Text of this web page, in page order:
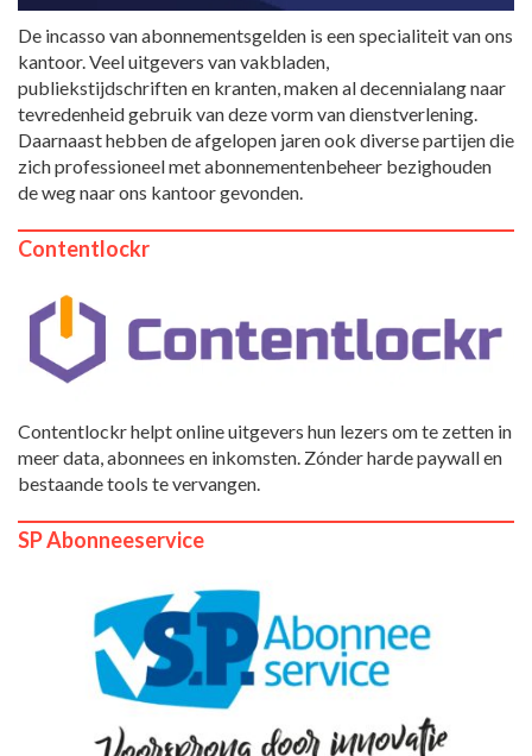
De incasso van abonnementsgelden is een specialiteit van ons
kantoor. Veel uitgevers van vakbladen,
publiekstijdschriften en kranten, maken al decennialang naar
tevredenheid gebruik van deze vorm van dienstverlening.
Daarnaast hebben de afgelopen jaren ook diverse partijen die
zich professioneel met abonnementenbeheer bezighouden
de weg naar ons kantoor gevonden.
Contentlockr
Contentlockr helpt online uitgevers hun lezers om te zetten in
meer data, abonnees en inkomsten. Zónder harde paywall en
bestaande tools te vervangen.
SP Abonneeservice